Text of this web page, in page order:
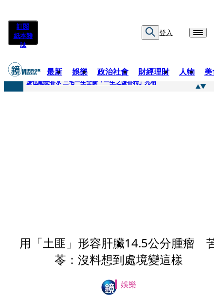
訂閱
紙本雜
誌
登入
最新 娛樂 政治社會 財經理財 人物 美
快訊
鹽也能變香水 三宅一生全新「一生之鹽香精」亮相
用「土匪」形容肝臟14.5公分腫瘤 苦
苓：沒料想到處境變這樣
娛樂